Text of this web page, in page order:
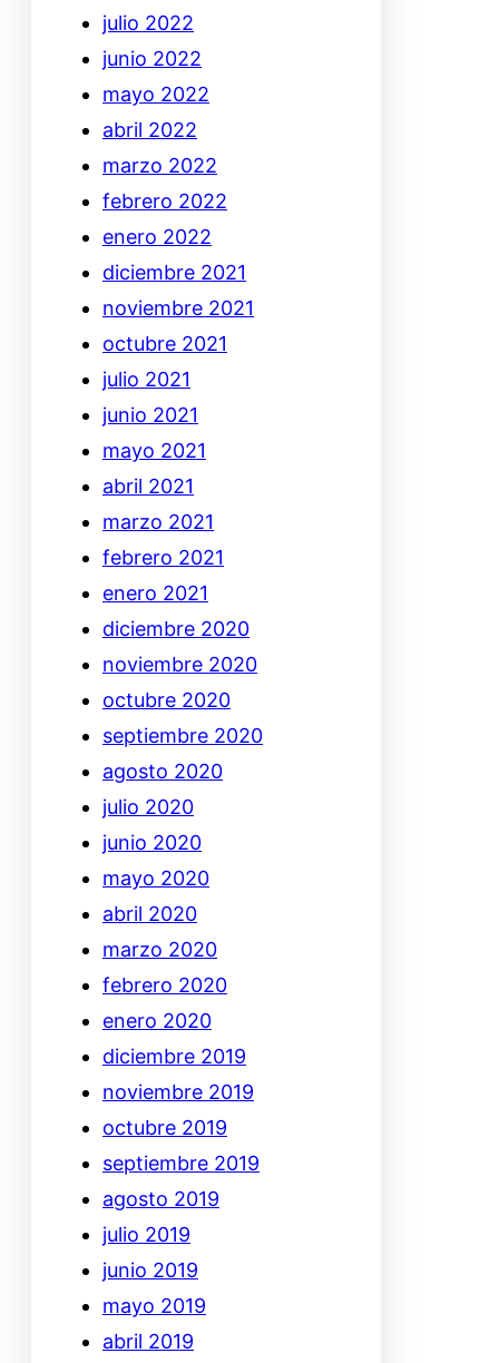
julio 2022
junio 2022
mayo 2022
abril 2022
marzo 2022
febrero 2022
enero 2022
diciembre 2021
noviembre 2021
octubre 2021
julio 2021
junio 2021
mayo 2021
abril 2021
marzo 2021
febrero 2021
enero 2021
diciembre 2020
noviembre 2020
octubre 2020
septiembre 2020
agosto 2020
julio 2020
junio 2020
mayo 2020
abril 2020
marzo 2020
febrero 2020
enero 2020
diciembre 2019
noviembre 2019
octubre 2019
septiembre 2019
agosto 2019
julio 2019
junio 2019
mayo 2019
abril 2019